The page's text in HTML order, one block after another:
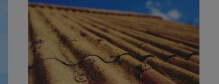
les sorties estivales de Chartres Tourisme.